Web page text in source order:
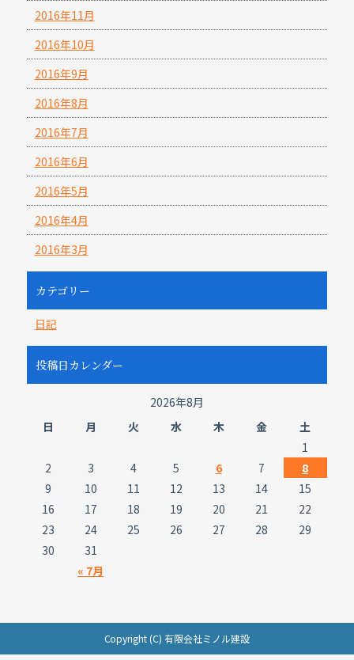
2016年11月
2016年10月
2016年9月
2016年8月
2016年7月
2016年6月
2016年5月
2016年4月
2016年3月
カテゴリー
日記
投稿日カレンダー
2026年8月
日
月 火 水 木 金 土
« 7月
1
2
3 4 5 6 7
8
9
10 11 12 13 14
15
16
17 18 19 20 21
22
23
24 25 26 27 28
29
30
31
Copyright (C) 有限会社ミノル建設